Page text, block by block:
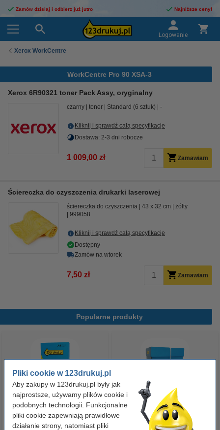
Pliki cookie w 123drukuj.pl
Aby zakupy w 123drukuj.pl były jak
najprostsze, używamy plików cookie i
podobnych technologii. Funkcjonalne
pliki cookie zapewniają prawidłowe
działanie strony, natomiast pliki
Zamów dzisiaj i odbierz już jutro Najniższe ceny!
Logowanie
Xerox WorkCentre
WorkCentre Pro 90 XSA-3
Xerox 6R90321 toner Pack Assy, oryginalny
czarny toner Standard (6 sztuk) -
Kliknij i sprawdź całą specyfikacje
Dostawa: 2-3 dni robocze
1 009,00 zł Zamawiam
Ściereczka do czyszczenia drukarki laserowej
ściereczka do czyszczenia 43 x 32 cm
żółty
999058
Kliknij i sprawdź całą specyfikacje
Dostępny
Zamów na wtorek
7,50 zł Zamawiam
Popularne produkty
Papier ksero A4 80 g/m2 (500
szt.), 123drukuj
Papier ksero A4 80 g/m2 (2500
szt.), 123drukuj (5 ryz)